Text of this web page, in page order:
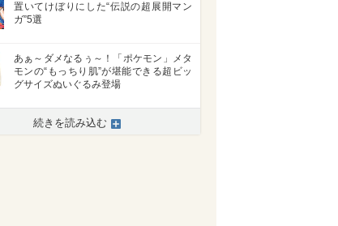
置いてけぼりにした“伝説の超展開マン
ガ”5選
あぁ～ダメなるぅ～！「ポケモン」メタ
モンの“もっちり肌”が堪能できる超ビッ
グサイズぬいぐるみ登場
続きを読み込む